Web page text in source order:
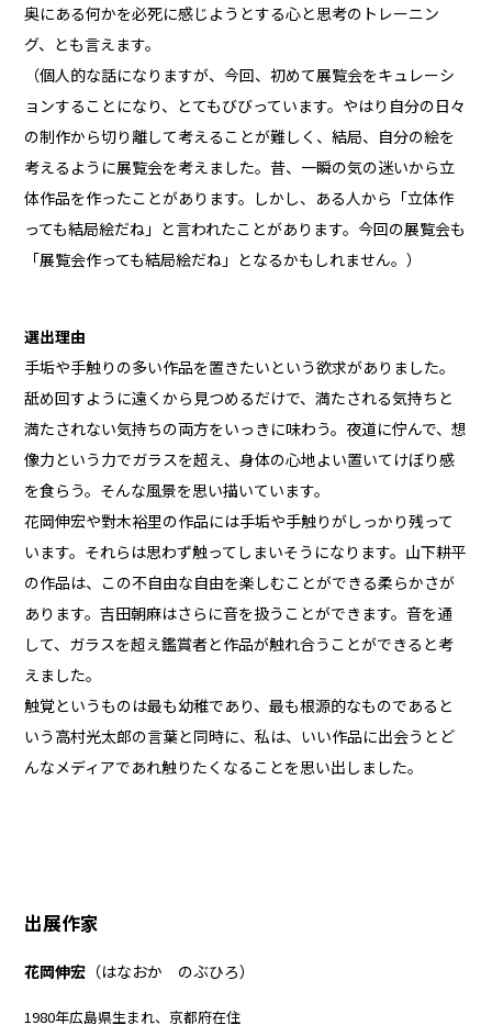
奥にある何かを必死に感じようとする心と思考のトレーニン
グ、とも言えます。
（個人的な話になりますが、今回、初めて展覧会をキュレーシ
ョンすることになり、とてもびびっています。やはり自分の日々
の制作から切り離して考えることが難しく、結局、自分の絵を
考えるように展覧会を考えました。昔、一瞬の気の迷いから立
体作品を作ったことがあります。しかし、ある人から「立体作
っても結局絵だね」と言われたことがあります。今回の展覧会も
「展覧会作っても結局絵だね」となるかもしれません。）
選出理由
手垢や手触りの多い作品を置きたいという欲求がありました。
舐め回すように遠くから見つめるだけで、満たされる気持ちと
満たされない気持ちの両方をいっきに味わう。夜道に佇んで、想
像力という力でガラスを超え、身体の心地よい置いてけぼり感
を食らう。そんな風景を思い描いています。
花岡伸宏や對木裕里の作品には手垢や手触りがしっかり残って
います。それらは思わず触ってしまいそうになります。山下耕平
の作品は、この不自由な自由を楽しむことができる柔らかさが
あります。吉田朝麻はさらに音を扱うことができます。音を通
して、ガラスを超え鑑賞者と作品が触れ合うことができると考
えました。
触覚というものは最も幼稚であり、最も根源的なものであると
いう高村光太郎の言葉と同時に、私は、いい作品に出会うとど
んなメディアであれ触りたくなることを思い出しました。
出展作家
花岡伸宏 （はなおか のぶひろ）
1980年広島県生まれ、京都府在住